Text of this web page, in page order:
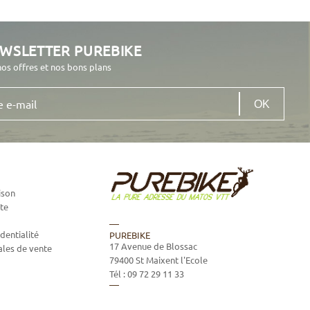
PUREBIKE
offres et nos bons plans
de vente
PUREBIKE
17 Avenue de Blossac
79400St Maixent l'Ecole
Tél :09 72 29 11 33